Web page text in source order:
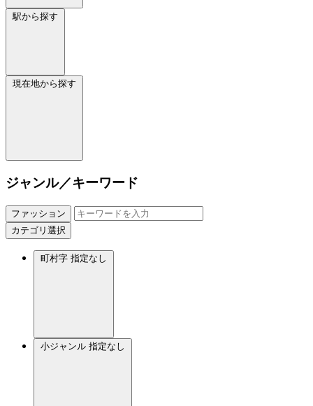
駅から探す
現在地から探す
ジャンル／キーワード
ファッション
カテゴリ選択
町村字 指定なし
小ジャンル 指定なし